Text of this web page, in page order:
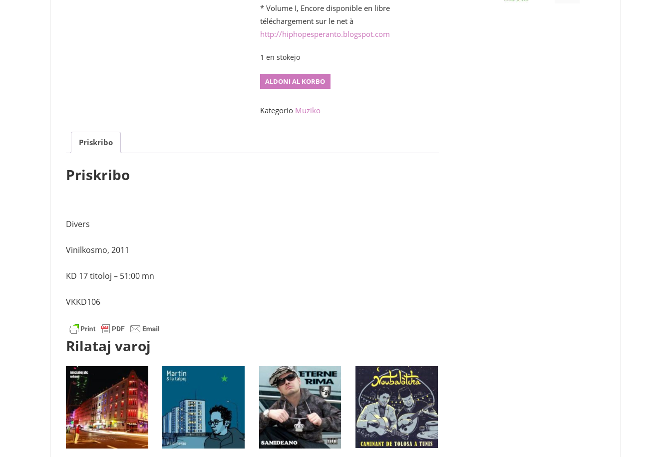
* Volume I, Encore disponible en libre
téléchargement sur le net à
http://hiphopesperanto.blogspot.com
1 en stokejo
Hiphopa
Vol
ALDONI AL KORBO
Kategorio Muziko
Priskribo
Priskribo
Divers
Vinilkosmo, 2011
KD 17 titoloj – 51:00 mn
VKKD106
Rilataj varoj